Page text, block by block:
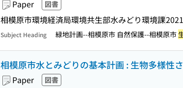
Paper 図書
相模原市環境経済局環境共生部水みどり環境課
Subject Heading 緑地計画--相模原市 自然保護--相模原市
相模原市水とみどりの基本計画 : 生物多様性
Paper 図書